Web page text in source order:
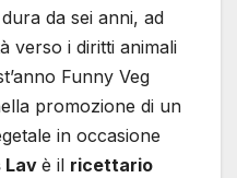
da sei anni, ad
verso i diritti animali
Funny Veg
promozione di un
in occasione
Lav è il ricettario